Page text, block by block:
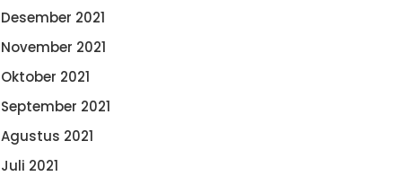
Desember 2021
November 2021
Oktober 2021
September 2021
Agustus 2021
Juli 2021